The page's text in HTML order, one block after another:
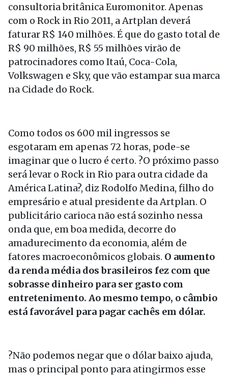
consultoria britânica Euromonitor. Apenas
com o Rock in Rio 2011, a Artplan deverá
faturar R$ 140 milhões. É que do gasto total de
R$ 90 milhões, R$ 55 milhões virão de
patrocinadores como Itaú, Coca-Cola,
Volkswagen e Sky, que vão estampar sua marca
na Cidade do Rock.
Como todos os 600 mil ingressos se
esgotaram em apenas 72 horas, pode-se
imaginar que o lucro é certo. ?O próximo passo
será levar o Rock in Rio para outra cidade da
América Latina?, diz Rodolfo Medina, filho do
empresário e atual presidente da Artplan. O
publicitário carioca não está sozinho nessa
onda que, em boa medida, decorre do
amadurecimento da economia, além de
fatores macroeconômicos globais. O aumento
da renda média dos brasileiros fez com que
sobrasse dinheiro para ser gasto com
entretenimento. Ao mesmo tempo, o câmbio
está favorável para pagar cachês em dólar.
?Não podemos negar que o dólar baixo ajuda,
mas o principal ponto para atingirmos esse